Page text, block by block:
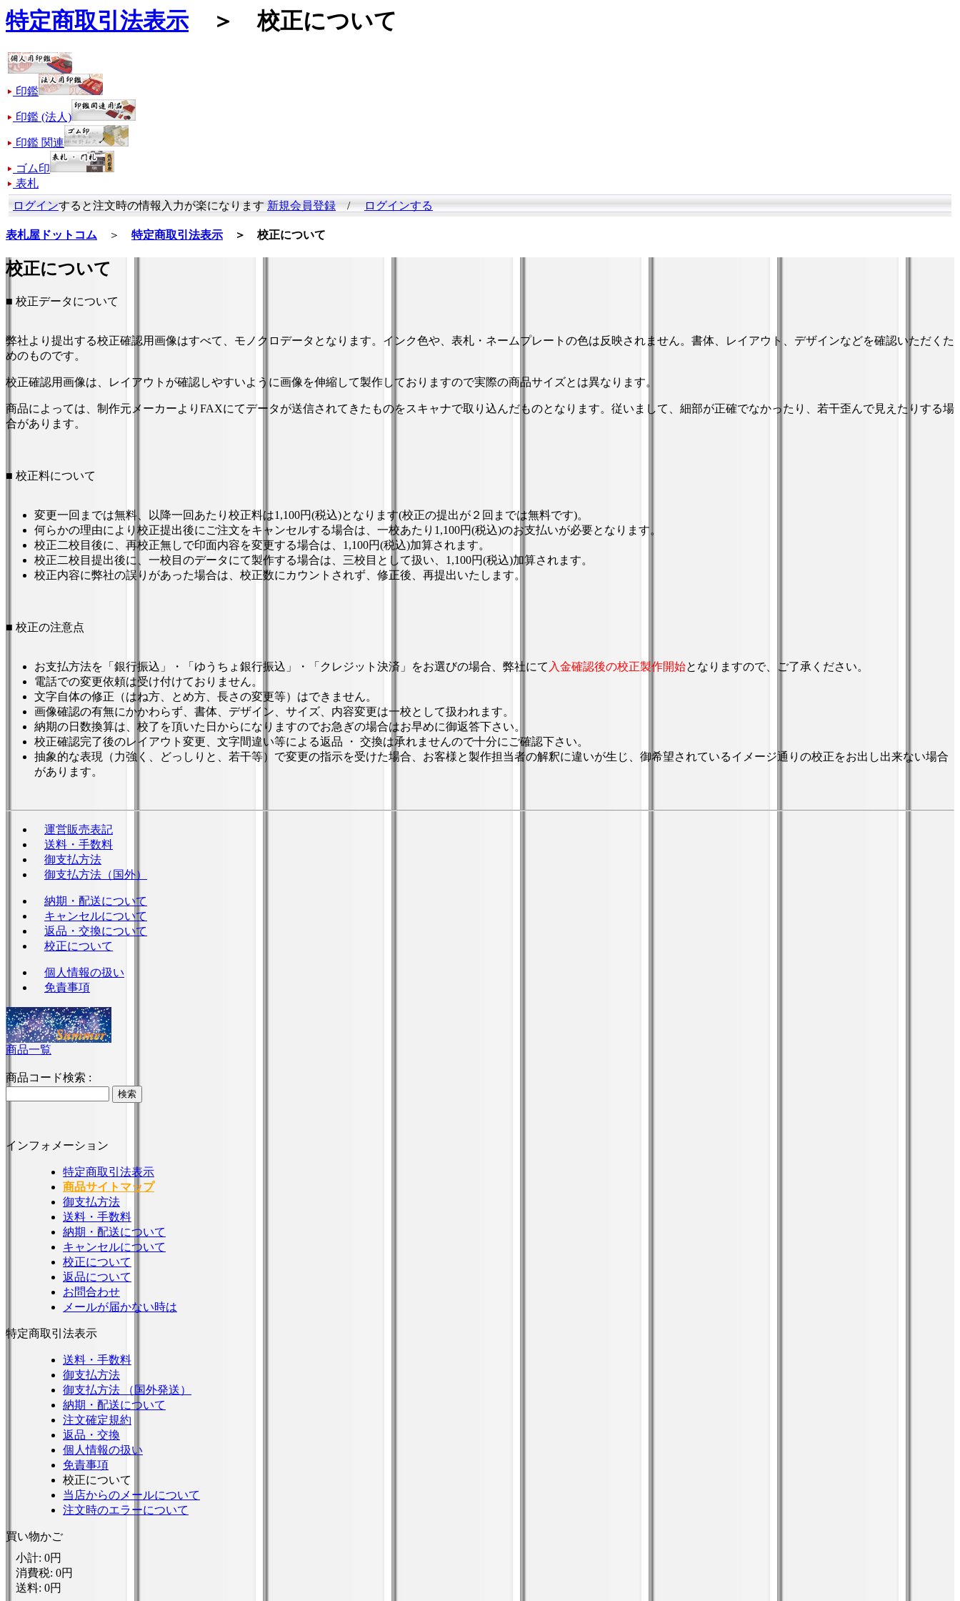
特定商取引法表示 ＞ 校正について
印鑑
印鑑 (法人)
印鑑 関連
ゴム印
表札
ログインすると注文時の情報入力が楽になります新規会員登録/ログインする
表札屋ドットコム ＞ 特定商取引法表示 ＞ 校正について
校正について
■ 校正データについて
弊社より提出する校正確認用画像はすべて、モノクロデータとなります。インク色や、表札・ネームプレートの色は反映されません。書体、レイアウト、デザインなどを確認いただくた
めのものです。
校正確認用画像は、レイアウトが確認しやすいように画像を伸縮して製作しておりますので実際の商品サイズとは異なります。
商品によっては、制作元メーカーよりFAXにてデータが送信されてきたものをスキャナで取り込んだものとなります。従いまして、細部が正確でなかったり、若干歪んで見えたりする場
合があります。
■ 校正料について
変更一回までは無料、以降一回あたり校正料は1,100円(税込)となります(校正の提出が２回までは無料です)。
何らかの理由により校正提出後にご注文をキャンセルする場合は、一校あたり1,100円(税込)のお支払いが必要となります。
校正二校目後に、再校正無しで印面内容を変更する場合は、1,100円(税込)加算されます。
校正二校目提出後に、一校目のデータにて製作する場合は、三校目として扱い、1,100円(税込)加算されます。
校正内容に弊社の誤りがあった場合は、校正数にカウントされず、修正後、再提出いたします。
■ 校正の注意点
お支払方法を「銀行振込」・「ゆうちょ銀行振込」・「クレジット決済」をお選びの場合、弊社にて 入金確認後の校正製作開始となりますので、ご了承ください。
電話での変更依頼は受け付けておりません。
文字自体の修正（はね方、とめ方、長さの変更等）はできません。
画像確認の有無にかかわらず、書体、デザイン、サイズ、内容変更は一校として扱われます。
納期の日数換算は、校了を頂いた日からになりますのでお急ぎの場合はお早めに御返答下さい。
校正確認完了後のレイアウト変更、文字間違い等による返品 ・ 交換は承れませんので十分にご確認下さい。
抽象的な表現（力強く、どっしりと、若干等）で変更の指示を受けた場合、お客様と製作担当者の解釈に違いが生じ、御希望されているイメージ通りの校正をお出し出来ない場合
があります。
運営販売表記
送料・手数料
御支払方法
御支払方法（国外）
納期・配送について
キャンセルについて
返品・交換について
校正について
個人情報の扱い
免責事項
商品一覧
商品コード検索 :
インフォメーション
特定商取引法表示
商品サイトマップ
御支払方法
送料・手数料
納期・配送について
キャンセルについて
校正について
返品について
お問合わせ
メールが届かない時は
特定商取引法表示
送料・手数料
御支払方法
御支払方法 （国外発送）
納期・配送について
注文確定規約
返品・交換
個人情報の扱い
免責事項
校正について
当店からのメールについて
注文時のエラーについて
買い物かご